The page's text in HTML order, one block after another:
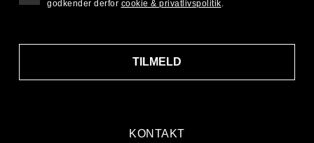
KONTAKT
TILMELD
godkender derfor cookie & privatlivspolitik